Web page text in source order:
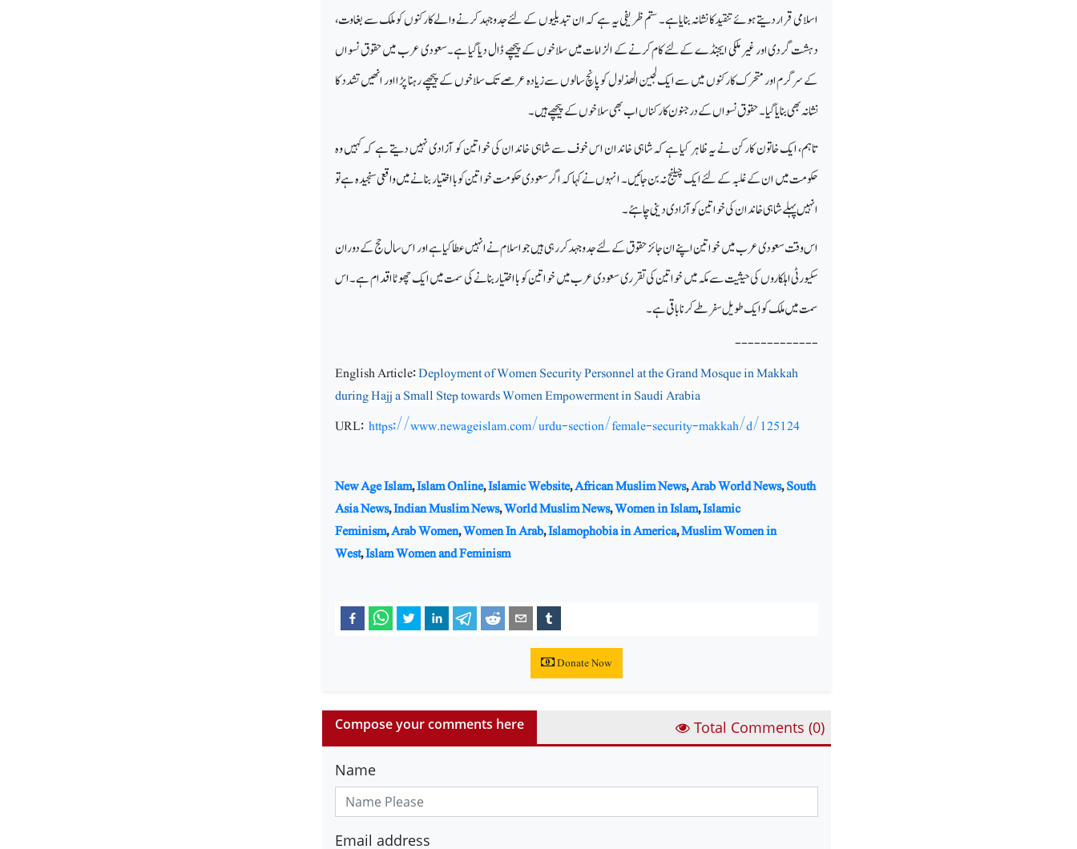
اسلامی قرار دیتے ہوئے تنقید کا نشانہ بنایا ہے۔ ستم ظریفی یہ ہے کہ ان تبدیلیوں کے لئے جدوجہد کرنے والے کارکنوں کو ملک سے بغاوت،
دہشت گردی اور غیر ملکی ایجنڈے کے لئے کام کرنے کے الزامات میں سلاخوں کے پیچھے ڈال دیا گیا ہے۔ سعودی عرب میں حقوق نسواں
کے سرگرم اور متحرک کارکنوں میں سے ایک لجين الهذلول کو پانچ سالوں سے زیادہ عرصے تک سلاخوں کے پیچھے رہنا پڑا اور انھیں تشدد کا
نشانہ بھی بنایا گیا۔ حقوق نسواں کے درجنون کارکناں اب بھی سلاخوں کے پیچھے ہیں۔
تاہم، ایک خاتون کارکن نے یہ ظاہر کیا ہے کہ شاہی خاندان اس خوف سے شاہی خاندان کی خواتین کو آزادی نہیں دیتے ہے کہ کہیں وہ
حکومت میں ان کے غلبہ کے لئے ایک چیلنج نہ بن جائیں۔ انہوں نے کہا کہ اگر سعودی حکومت خواتین کو بااختیار بنانے میں واقعی سنجیدہ ہے تو
انہیں پہلے شاہی خاندان کی خواتین کو آزادی دینی چاہئے۔
اس وقت سعودی عرب میں خواتین اپنے ان جائز حقوق کے لئے جدوجہد کر رہی ہیں جو اسلام نے انہیں عطا کیا ہے اور اس سال حج کے دوران
سکیورٹی اہلکاروں کی حیثیت سے مکہ میں خواتین کی تقرری سعودی عرب میں خواتین کو بااختیار بنانے کی سمت میں ایک چھوٹا اقدام ہے۔ اس
سمت میں ملک کو ایک طویل سفر طے کرنا باقی ہے۔
-------------
English Article:Deployment of Women Security Personnel at the Grand Mosque in Makkah
during Hajj a Small Step towards Women Empowerment in Saudi Arabia
URL: https://www.newageislam.com/urdu-section/female-security-makkah/d/125124
New Age Islam,Islam Online,Islamic Website,African Muslim News,Arab World News,South
Asia News,Indian Muslim News,World Muslim News,Women in Islam,Islamic
Feminism,Arab Women,Women In Arab,Islamophobia in America,Muslim Women in
West,Islam Women and Feminism
Donate Now
Compose your comments here Total Comments (0)
Name
Email address